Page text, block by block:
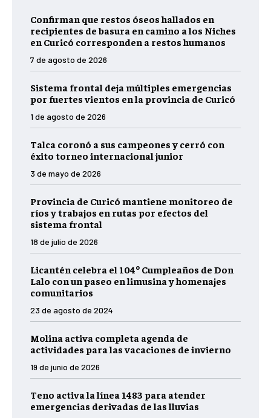
Confirman que restos óseos hallados en
recipientes de basura en camino a los Niches
en Curicó corresponden a restos humanos
7 de agosto de 2026
Sistema frontal deja múltiples emergencias
por fuertes vientos en la provincia de Curicó
1 de agosto de 2026
Talca coronó a sus campeones y cerró con
éxito torneo internacional junior
3 de mayo de 2026
Provincia de Curicó mantiene monitoreo de
ríos y trabajos en rutas por efectos del
sistema frontal
18 de julio de 2026
Licantén celebra el 104º Cumpleaños de Don
Lalo con un paseo en limusina y homenajes
comunitarios
23 de agosto de 2024
Molina activa completa agenda de
actividades para las vacaciones de invierno
19 de junio de 2026
Teno activa la línea 1483 para atender
emergencias derivadas de las lluvias